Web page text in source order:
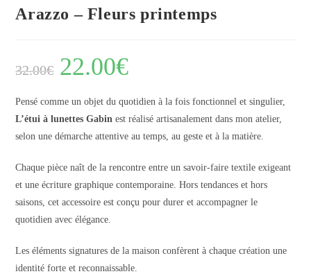
Arazzo – Fleurs printemps
32.00€ 22.00€
Pensé comme un objet du quotidien à la fois fonctionnel et singulier,
L’étui à lunettes Gabin est réalisé artisanalement dans mon atelier,
selon une démarche attentive au temps, au geste et à la matière.
Chaque pièce naît de la rencontre entre un savoir-faire textile exigeant
et une écriture graphique contemporaine. Hors tendances et hors
saisons, cet accessoire est conçu pour durer et accompagner le
quotidien avec élégance.
Les éléments signatures de la maison confèrent à chaque création une
identité forte et reconnaissable.